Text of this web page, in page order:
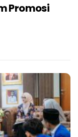
Promosi